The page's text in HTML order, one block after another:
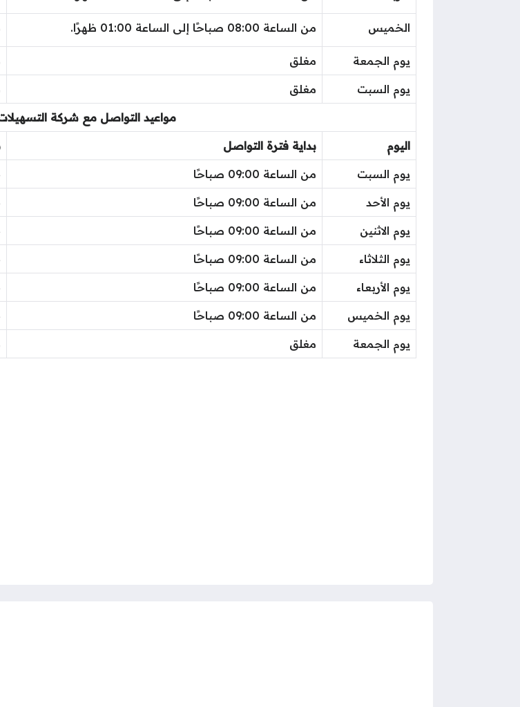
الخميس من الساعة 08:00 صباحًا إلى الساعة 01:00 ظهرًا.
يوم الجمعة مغلق
يوم السبت مغلق
مواعيد التواصل مع شركة
اليوم بداية فترة التواصل
يوم السبت من الساعة 09:00 صباحًا
يوم الأحد من الساعة 09:00 صباحًا
يوم الاثنين من الساعة 09:00 صباحًا
يوم الثلاثاء من الساعة 09:00 صباحًا
يوم الأربعاء من الساعة 09:00 صباحًا
يوم الخميس من الساعة 09:00 صباحًا
يوم الجمعة مغلق